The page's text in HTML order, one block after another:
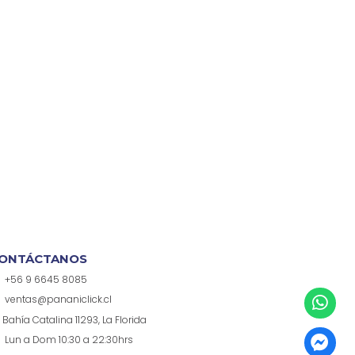
+56 9 6645 8085
ventas@pananiclick.cl
Bahía Catalina 11293, La Florida
Lun a Dom 10:30 a 22:30hrs